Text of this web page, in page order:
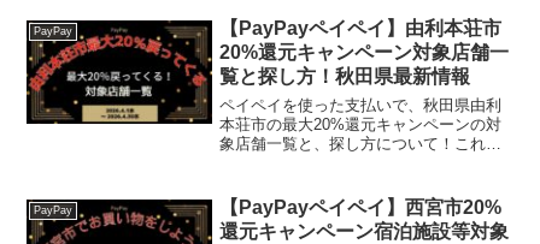
ってくるキャンペーン！」の、対象店舗
と探し方がわか...
PayPay
【PayPayペイペイ】由利本荘市
20%還元キャンペーン対象店舗一
覧と探し方！秋田県最新情報
ペイペイを使った支払いで、秋田県由利
本荘市の最大20%還元キャンペーンの対
象店舗一覧と、探し方について！これを
20％、大手企業で最大5％が戻ってくるキ
ャンペーン！」...
PayPay
【PayPayペイペイ】西宮市20%
還元キャンペーン宿泊施設等対象